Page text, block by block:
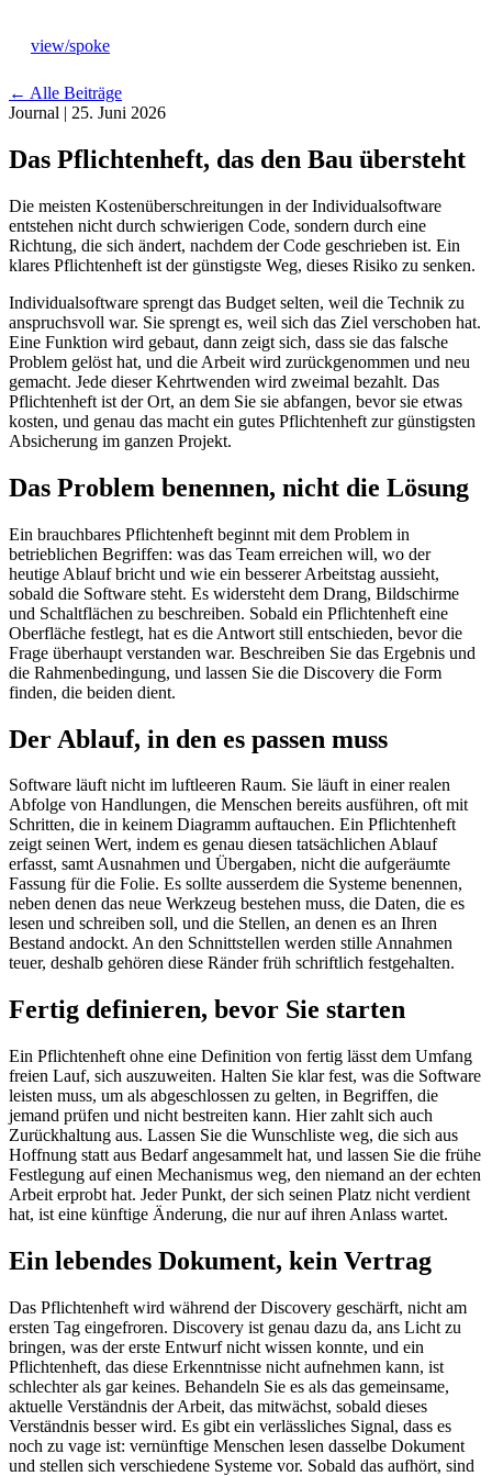
view/spoke
→ Leistungen
Ansatz
→ Branchen
→ Studio
→ Journal
→ Kontakt
EN|DE
← Alle Beiträge
Journal | 25. Juni 2026
Das Pflichtenheft, das den Bau übersteht
Die meisten Kostenüberschreitungen in der Individualsoftware
entstehen nicht durch schwierigen Code, sondern durch eine
Richtung, die sich ändert, nachdem der Code geschrieben ist. Ein
klares Pflichtenheft ist der günstigste Weg, dieses Risiko zu senken.
Individualsoftware sprengt das Budget selten, weil die Technik zu
anspruchsvoll war. Sie sprengt es, weil sich das Ziel verschoben hat.
Eine Funktion wird gebaut, dann zeigt sich, dass sie das falsche
Problem gelöst hat, und die Arbeit wird zurückgenommen und neu
gemacht. Jede dieser Kehrtwenden wird zweimal bezahlt. Das
Pflichtenheft ist der Ort, an dem Sie sie abfangen, bevor sie etwas
kosten, und genau das macht ein gutes Pflichtenheft zur günstigsten
Absicherung im ganzen Projekt.
Das Problem benennen, nicht die Lösung
Ein brauchbares Pflichtenheft beginnt mit dem Problem in
betrieblichen Begriffen: was das Team erreichen will, wo der
heutige Ablauf bricht und wie ein besserer Arbeitstag aussieht,
sobald die Software steht. Es widersteht dem Drang, Bildschirme
und Schaltflächen zu beschreiben. Sobald ein Pflichtenheft eine
Oberfläche festlegt, hat es die Antwort still entschieden, bevor die
Frage überhaupt verstanden war. Beschreiben Sie das Ergebnis und
die Rahmenbedingung, und lassen Sie die Discovery die Form
finden, die beiden dient.
Der Ablauf, in den es passen muss
Software läuft nicht im luftleeren Raum. Sie läuft in einer realen
Abfolge von Handlungen, die Menschen bereits ausführen, oft mit
Schritten, die in keinem Diagramm auftauchen. Ein Pflichtenheft
zeigt seinen Wert, indem es genau diesen tatsächlichen Ablauf
erfasst, samt Ausnahmen und Übergaben, nicht die aufgeräumte
Fassung für die Folie. Es sollte ausserdem die Systeme benennen,
neben denen das neue Werkzeug bestehen muss, die Daten, die es
lesen und schreiben soll, und die Stellen, an denen es an Ihren
Bestand andockt. An den Schnittstellen werden stille Annahmen
teuer, deshalb gehören diese Ränder früh schriftlich festgehalten.
Fertig definieren, bevor Sie starten
Ein Pflichtenheft ohne eine Definition von fertig lässt dem Umfang
freien Lauf, sich auszuweiten. Halten Sie klar fest, was die Software
leisten muss, um als abgeschlossen zu gelten, in Begriffen, die
jemand prüfen und nicht bestreiten kann. Hier zahlt sich auch
Zurückhaltung aus. Lassen Sie die Wunschliste weg, die sich aus
Hoffnung statt aus Bedarf angesammelt hat, und lassen Sie die frühe
Festlegung auf einen Mechanismus weg, den niemand an der echten
Arbeit erprobt hat. Jeder Punkt, der sich seinen Platz nicht verdient
hat, ist eine künftige Änderung, die nur auf ihren Anlass wartet.
Ein lebendes Dokument, kein Vertrag
Das Pflichtenheft wird während der Discovery geschärft, nicht am
ersten Tag eingefroren. Discovery ist genau dazu da, ans Licht zu
bringen, was der erste Entwurf nicht wissen konnte, und ein
Pflichtenheft, das diese Erkenntnisse nicht aufnehmen kann, ist
schlechter als gar keines. Behandeln Sie es als das gemeinsame,
aktuelle Verständnis der Arbeit, das mitwächst, sobald dieses
Verständnis besser wird. Es gibt ein verlässliches Signal, dass es
noch zu vage ist: vernünftige Menschen lesen dasselbe Dokument
und stellen sich verschiedene Systeme vor. Sobald das aufhört, sind